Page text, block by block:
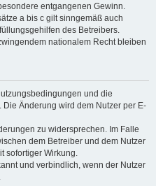
entgangenen Gewinn.
a bis c gilt sinngemäß auch
des Betreibers.
nationalem Recht bleiben
und die
Änderung wird dem Nutzer per E-
zu widersprechen. Im Falle
dem Betreiber und dem Nutzer
sofortiger Wirkung.
und verbindlich, wenn der Nutzer